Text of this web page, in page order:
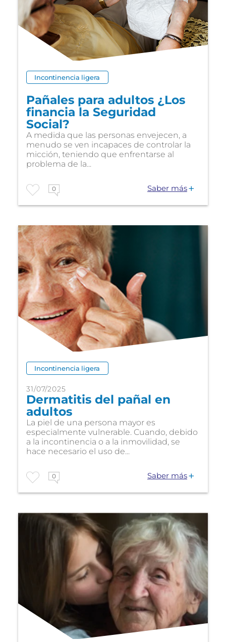
Incontinencia ligera
Pañales para adultos ¿Los
financia la Seguridad
Social?
A medida que las personas envejecen, a
menudo se ven incapaces de controlar la
micción, teniendo que enfrentarse al
problema de la...
0 Saber más
Incontinencia ligera
31/07/2025
Dermatitis del pañal en
adultos
La piel de una persona mayor es
especialmente vulnerable. Cuando, debido
a la incontinencia o a la inmovilidad, se
hace necesario el uso de...
0 Saber más